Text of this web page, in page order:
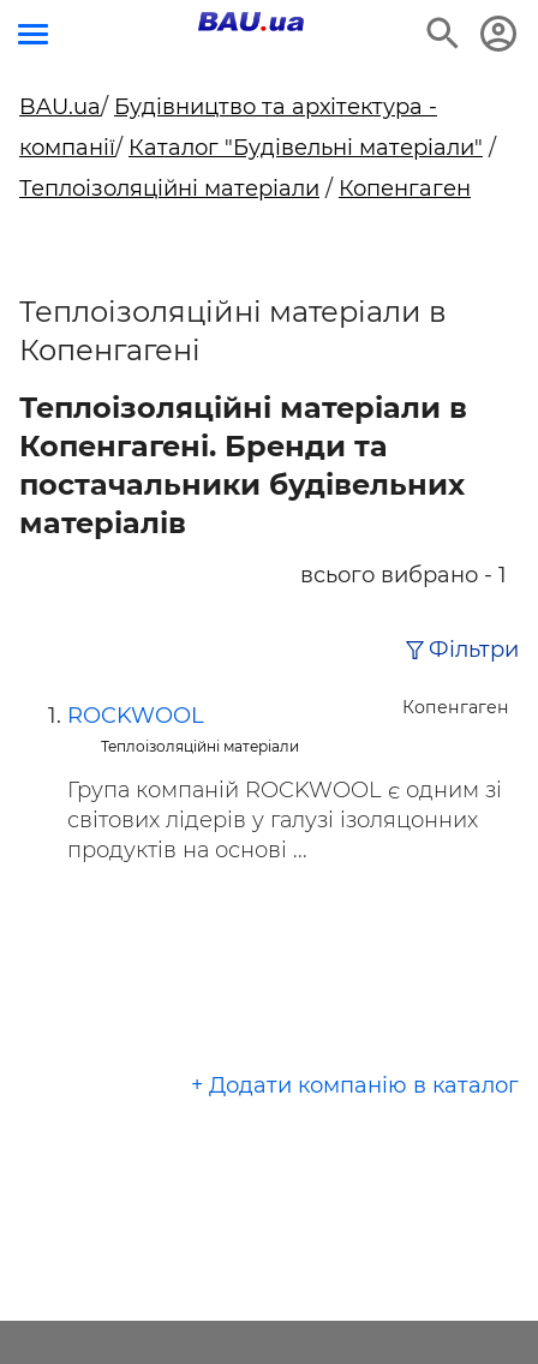
BAU.ua/ Будівництво та архітектура -
компанії/ Каталог "Будівельні матеріали" /
Теплоізоляційні матеріали / Копенгаген
Теплоізоляційні матеріали в
Копенгагені
Теплоізоляційні матеріали в
Копенгагені. Бренди та
постачальники будівельних
матеріалів
всього вибрано - 1
Фільтри
Копенгаген
ROCKWOOL
Теплоізоляційні матеріали
Група компаній ROCKWOOL є одним зі
світових лідерів у галузі ізоляцонних
продуктів на основі ...
+ Додати компанію в каталог